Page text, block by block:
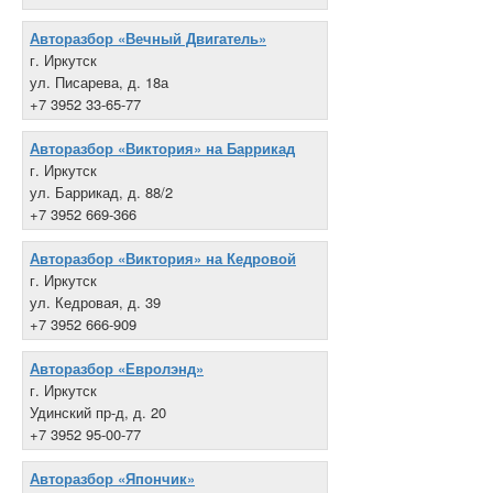
Авторазбор «Вечный Двигатель»
г. Иркутск
ул. Писарева, д. 18а
+7 3952 33-65-77
Авторазбор «Виктория» на Баррикад
г. Иркутск
ул. Баррикад, д. 88/2
+7 3952 669-366
Авторазбор «Виктория» на Кедровой
г. Иркутск
ул. Кедровая, д. 39
+7 3952 666-909
Авторазбор «Евролэнд»
г. Иркутск
Удинский пр-д, д. 20
+7 3952 95-00-77
Авторазбор «Япончик»